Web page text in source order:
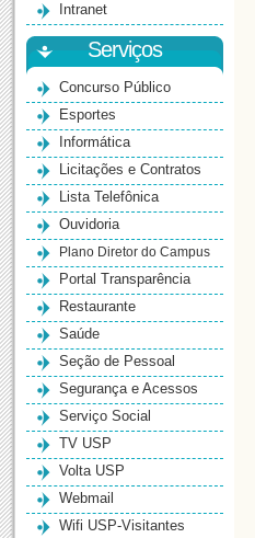
Intranet
Serviços
Concurso Público
Esportes
Informática
Licitações e Contratos
Lista Telefônica
Ouvidoria
Plano Diretor do Campus
Portal Transparência
Restaurante
Saúde
Seção de Pessoal
Segurança e Acessos
Serviço Social
TV USP
Volta USP
Webmail
Wifi USP-Visitantes